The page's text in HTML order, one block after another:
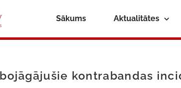
Sākums Aktualitātes
kontrabandas